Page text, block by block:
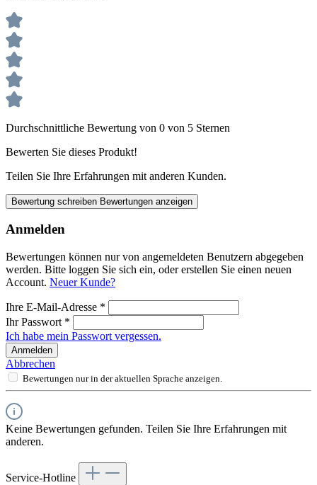
Durchschnittliche Bewertung von 0 von 5 Sternen
Bewerten Sie dieses Produkt!
Teilen Sie Ihre Erfahrungen mit anderen Kunden.
Bewertung schreiben Bewertungen anzeigen
Anmelden
Bewertungen können nur von angemeldeten Benutzern abgegeben
werden. Bitte loggen Sie sich ein, oder erstellen Sie einen neuen
Account. Neuer Kunde?
Ihre E-Mail-Adresse *
Ihr Passwort *
Ich habe mein Passwort vergessen.
Anmelden
Abbrechen
Bewertungen nur in der aktuellen Sprache anzeigen.
Keine Bewertungen gefunden. Teilen Sie Ihre Erfahrungen mit
anderen.
Service-Hotline